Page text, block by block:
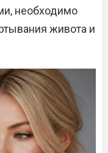
необходимо
живота и